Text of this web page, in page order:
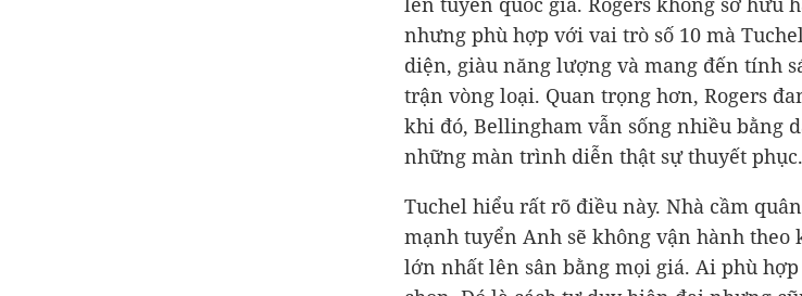
nhưng phù hợp với vai trò số 10 mà
diện, giàu năng lượng và mang đến tính
trận vòng loại. Quan trọng hơn, Rogers
khi đó, Bellingham vẫn sống nhiều bằng
những màn trình diễn thật sự thuyết phục.
Tuchel hiểu rất rõ điều này. Nhà cầm
mạnh tuyển Anh sẽ không vận hành theo
lớn nhất lên sân bằng mọi giá. Ai phù